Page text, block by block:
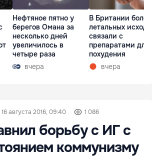
Нефтяное пятно у
берегов Омана за
несколько дней
увеличилось в
четыре раза
вчера
В Британии
летальных
связали с
препаратами для
похудения
вчера
16 августа 2016, 09:40 1 086
борьбу с ИГ с
коммунизму